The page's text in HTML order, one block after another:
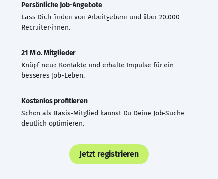
Persönliche Job-Angebote
Lass Dich finden von Arbeitgebern und über 20.000
Recruiter·innen.
21 Mio. Mitglieder
Knüpf neue Kontakte und erhalte Impulse für ein
besseres Job-Leben.
Kostenlos profitieren
Schon als Basis-Mitglied kannst Du Deine Job-Suche
deutlich optimieren.
Jetzt registrieren